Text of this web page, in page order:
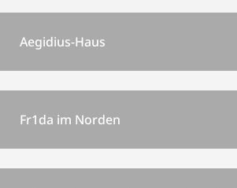
Aegidius-Haus
Fr1da im Norden